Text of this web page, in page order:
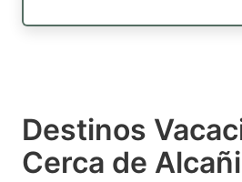
Destinos
Cerca de